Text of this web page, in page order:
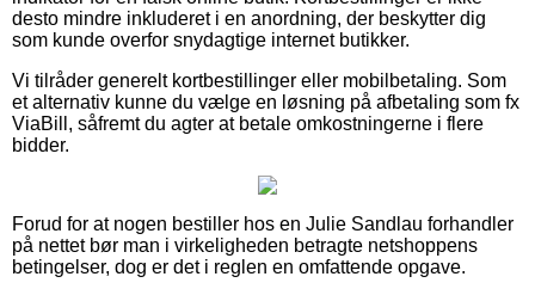
desto mindre inkluderet i en anordning, der beskytter dig
som kunde overfor snydagtige internet butikker.
Vi tilråder generelt kortbestillinger eller mobilbetaling. Som
et alternativ kunne du vælge en løsning på afbetaling som fx
ViaBill, såfremt du agter at betale omkostningerne i flere
bidder.
Forud for at nogen bestiller hos en Julie Sandlau forhandler
på nettet bør man i virkeligheden betragte netshoppens
betingelser, dog er det i reglen en omfattende opgave.